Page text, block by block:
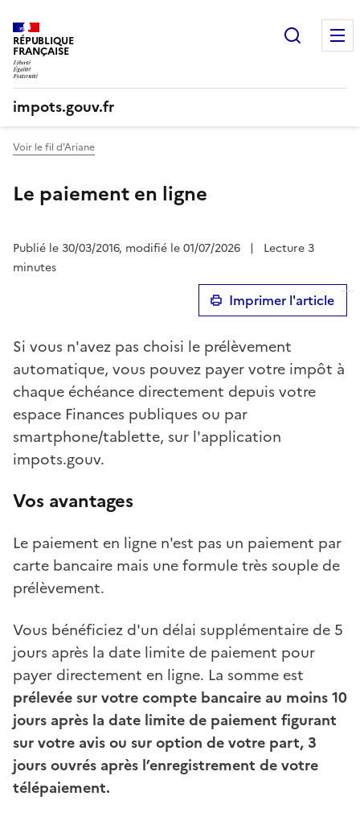
RÉPUBLIQUE
FRANÇAISE
impots.gouv.fr
Voir le fil d'Ariane
Le paiement en ligne
Publié le 30/03/2016, modifié le 01/07/2026 |
Lecture 3
minutes
Imprimer l'article
Si vous n'avez pas choisi le prélèvement
automatique, vous pouvez payer votre impôt à
chaque échéance directement depuis votre
espace Finances publiques ou par
smartphone/tablette, sur l'application
impots.gouv.
Vos avantages
Le paiement en ligne n'est pas un paiement par
carte bancaire mais une formule très souple de
prélèvement.
Vous bénéficiez d'un délai supplémentaire de 5
jours après la date limite de paiement pour
payer directement en ligne. La somme est
prélevée sur votre compte bancaire au moins 10
jours après la date limite de paiement figurant
sur votre avis ou sur option de votre part, 3
jours ouvrés après l’enregistrement de votre
télépaiement.